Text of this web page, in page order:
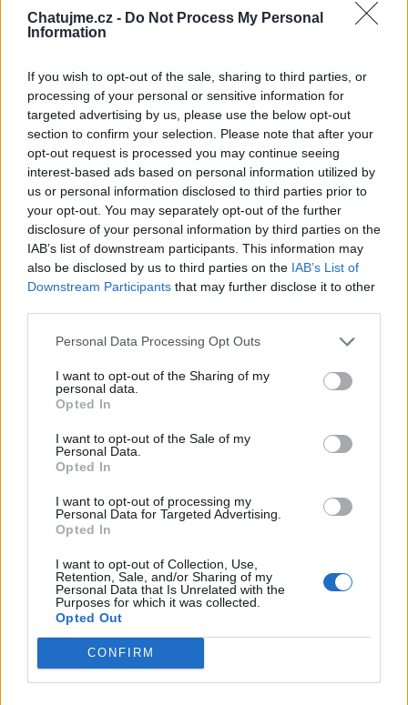
Chatujme.cz - Do Not Process My Personal
Information
If you wish to opt-out of the sale, sharing to third parties, or
processing of your personal or sensitive information for
targeted advertising by us, please use the below opt-out
section to confirm your selection. Please note that after your
opt-out request is processed you may continue seeing
interest-based ads based on personal information utilized by
us or personal information disclosed to third parties prior to
your opt-out. You may separately opt-out of the further
disclosure of your personal information by third parties on the
IAB’s list of downstream participants. This information may
also be disclosed by us to third parties on the IAB’s List of
Downstream Participants that may further disclose it to other
Personal Data Processing Opt Outs
I want to opt-out of the Sharing of my
personal data.
Opted In
I want to opt-out of the Sale of my
Personal Data.
Opted In
I want to opt-out of processing my
Personal Data for Targeted Advertising.
Opted In
I want to opt-out of Collection, Use,
Retention, Sale, and/or Sharing of my
Personal Data that Is Unrelated with the
Purposes for which it was collected.
Opted Out
CONFIRM
Neověřeno
0 uživatelům se líbí
Věk: 51
Kontakt
Napsat uživateli vzkaz
Informace o profilu a chatu
Online: Není nikde online
Prochatováno: 0.01 hod.
Líbí se:0
Oblibené místnosti
Sledované diskuze
Poslední 3 příspěvky na mé zdi
Zobrazit celou mou zeď